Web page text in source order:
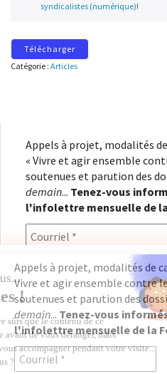
syndicalistes (numérique)!
Télécharger
Catégorie : Articles
Appels à projet, modalités
« Vivre et agir ensemble
soutenues et parution des
demain... Tenez-vous
l'infolettre mensuelle de
En renseignant votre
consentez à recevoir
Seligmann, conformément
confidentialité. Il vous sera
désabonner à tout moment.
Appels à projet, modalités de
Vivre et agir ensemble contre
soutenues et parution des
demain... Tenez-vous
l'infolettre mensuelle de la